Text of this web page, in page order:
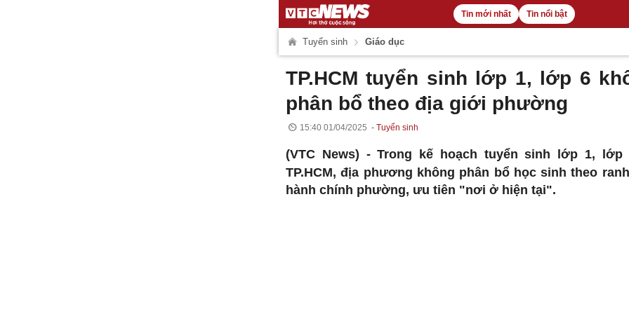
Tin mới nhất Tin nổi bật
Tuyển sinh Giáo dục
TP.HCM tuyển sinh lớp 1, lớp 6
phân bổ theo địa giới phường
15:40 01/04/2025 Tuyển sinh
(VTC News) -Trong kế hoạch tuyển sinh lớp 1, lớp
TP.HCM, địa phương không phân bổ học sinh theo
hành chính phường, ưu tiên "nơi ở hiện tại".